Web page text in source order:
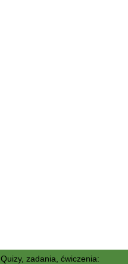
Quizy, zadania, ćwiczenia: